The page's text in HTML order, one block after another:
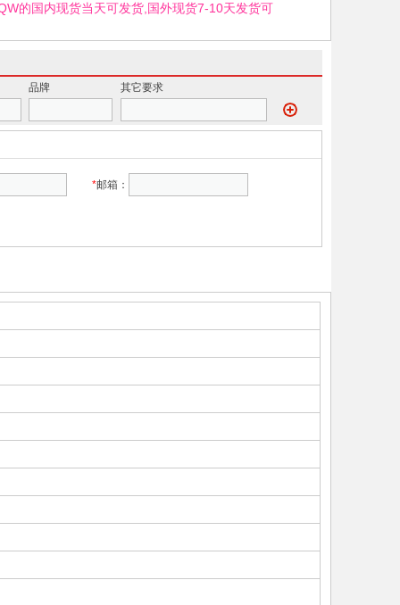
的国内现货当天可发货,国外现货7-10天发货可
品牌 其它要求
*邮箱：